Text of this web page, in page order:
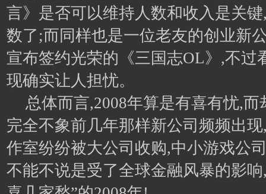
言》是否可以维持人数和收入是关
数了;而同样也是一位老友的创业新
宣布签约光荣的《三国志OL》,不过
现确实让人担忧。
总体而言,2008年算是有喜有忧,
完全不象前几年那样新公司频频出
作室纷纷被大公司收购,中小游戏公
不能不说是受了全球金融风暴的影